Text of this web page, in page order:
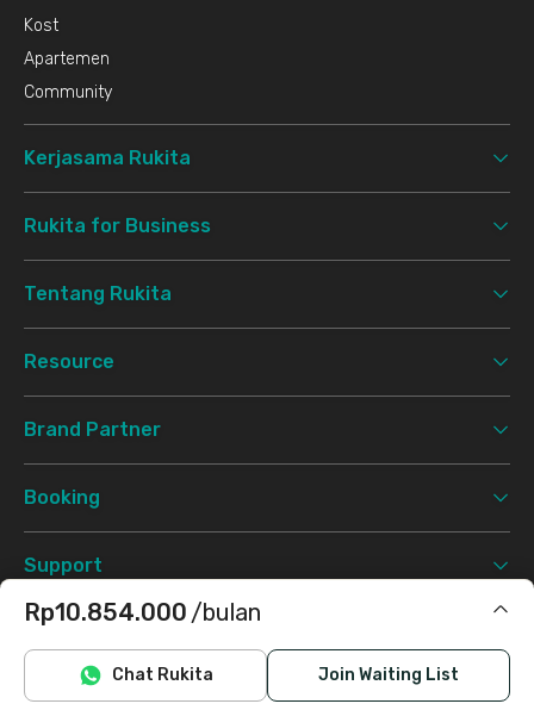
Rp10.854.000 /bulan
Termasuk IPL, cleaning
Chat Rukita Join Waiting List
Kost
Apartemen
Community
Kerjasama Rukita
Rukita for Business
Tentang Rukita
Resource
Brand Partner
Booking
Support
©2026 Rukita. All rights reserved.
InstagramTwitter TikTok